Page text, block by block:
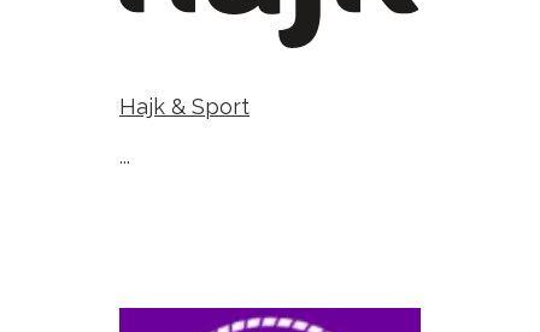
Hajk & Sport
...